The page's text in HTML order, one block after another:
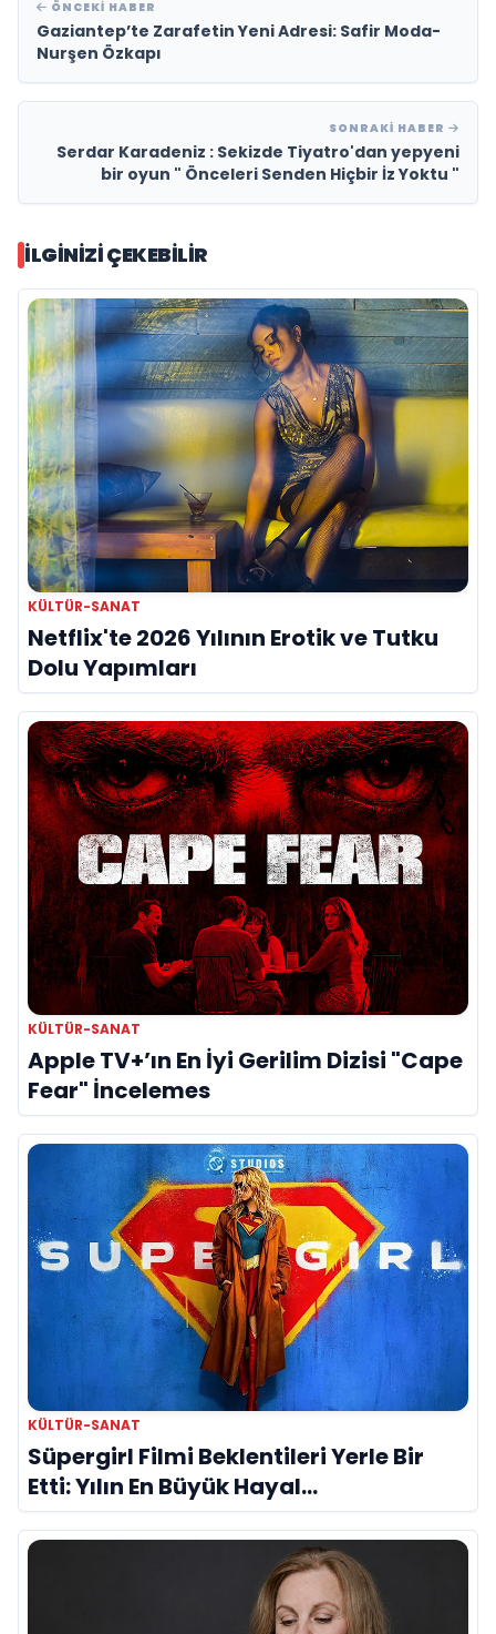
ÖNCEKI HABER
Gaziantep’te Zarafetin Yeni Adresi: Safir Moda-
Nurşen Özkapı
SONRAKI HABER
Serdar Karadeniz : Sekizde Tiyatro'dan yepyeni
bir oyun " Önceleri Senden Hiçbir İz Yoktu "
İLGINIZI ÇEKEBILIR
KÜLTÜR-SANAT
Netflix'te 2026 Yılının Erotik ve Tutku
Dolu Yapımları
KÜLTÜR-SANAT
Apple TV+’ın En İyi Gerilim Dizisi "Cape
Fear" İncelemes
KÜLTÜR-SANAT
Süpergirl Filmi Beklentileri Yerle Bir
Etti: Yılın En Büyük Hayal
Kırıklıklarından Biri mi?